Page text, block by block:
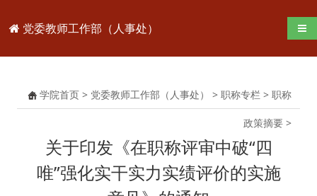
党委教师工作部（人事处） 导
学院首页 > 党委教师工作部（人事处） > 职称专栏 > 职称
政策摘要 >
关于印发《在职称评审中破“四
唯”强化实干实力实绩评价的实施